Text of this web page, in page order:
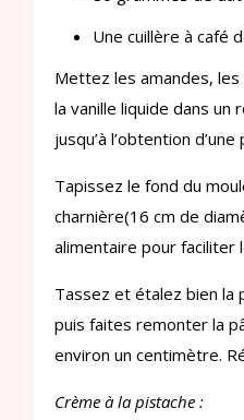
Une cuillère à café
Mettez les amandes,
la vanille liquide dans un
jusqu’à l’obtention
Tapissez le fond du
charnière(16 cm de
alimentaire pour faciliter
Tassez et étalez bien la
puis faites remonter la
environ un centimètre.
Crème à la pistache :